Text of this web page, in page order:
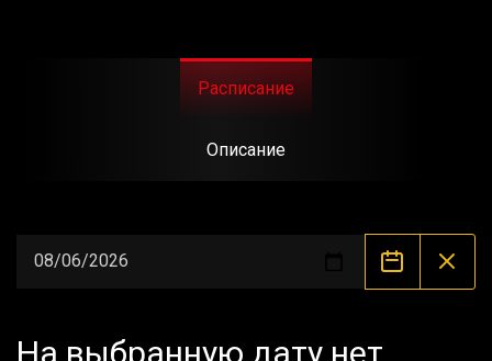
Расписание
Описание
На выбранную дату нет